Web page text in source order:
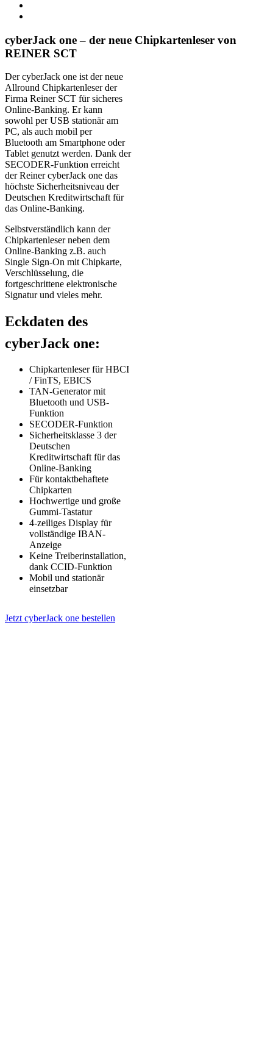
cyberJack one – der neue Chipkartenleser von
REINER SCT
Der cyberJack one ist der neue
Allround Chipkartenleser der
Firma Reiner SCT für sicheres
Online-Banking. Er kann
sowohl per USB stationär am
PC, als auch mobil per
Bluetooth am Smartphone oder
Tablet genutzt werden. Dank der
SECODER-Funktion erreicht
der Reiner cyberJack one das
höchste Sicherheitsniveau der
Deutschen Kreditwirtschaft für
das Online-Banking.
Selbstverständlich kann der
Chipkartenleser neben dem
Online-Banking z.B. auch
Single Sign-On mit Chipkarte,
Verschlüsselung, die
fortgeschrittene elektronische
Signatur und vieles mehr.
Eckdaten des
cyberJack one:
Chipkartenleser für HBCI
/ FinTS, EBICS
TAN-Generator mit
Bluetooth und USB-
Funktion
SECODER-Funktion
Sicherheitsklasse 3 der
Deutschen
Kreditwirtschaft für das
Online-Banking
Für kontaktbehaftete
Chipkarten
Hochwertige und große
Gummi-Tastatur
4-zeiliges Display für
vollständige IBAN-
Anzeige
Keine Treiberinstallation,
dank CCID-Funktion
Mobil und stationär
einsetzbar
Jetzt cyberJack one bestellen